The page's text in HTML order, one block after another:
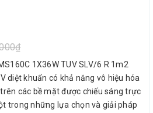
1X36W TUV SLV/6 R 1m2
diệt khuẩn có khả năng vô hiệu hóa
các bề mặt được chiếu sáng trực
trong những lựa chọn và giải pháp